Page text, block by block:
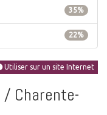
35%
22%
Utiliser sur un site Internet
Charente-